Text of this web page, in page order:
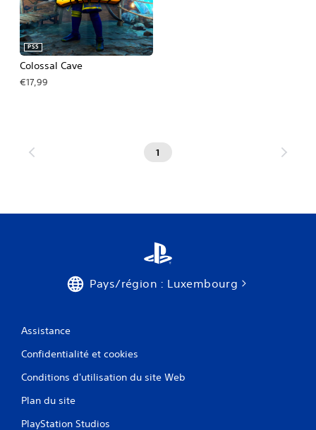
Colossal Cave
PS5
€17,99
1
Pays/région : Luxembourg
Assistance
Confidentialité et cookies
Conditions d'utilisation du site Web
Plan du site
PlayStation Studios